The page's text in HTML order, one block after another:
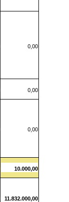
0,00
0,00
0,00
10.000,00
11.832.000,00